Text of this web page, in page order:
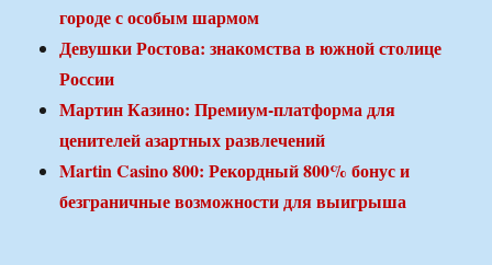
городе с особым шармом
Девушки Ростова: знакомства в южной столице
России
Мартин Казино: Премиум-платформа для
ценителей азартных развлечений
Martin Casino 800: Рекордный 800% бонус и
безграничные возможности для выигрыша